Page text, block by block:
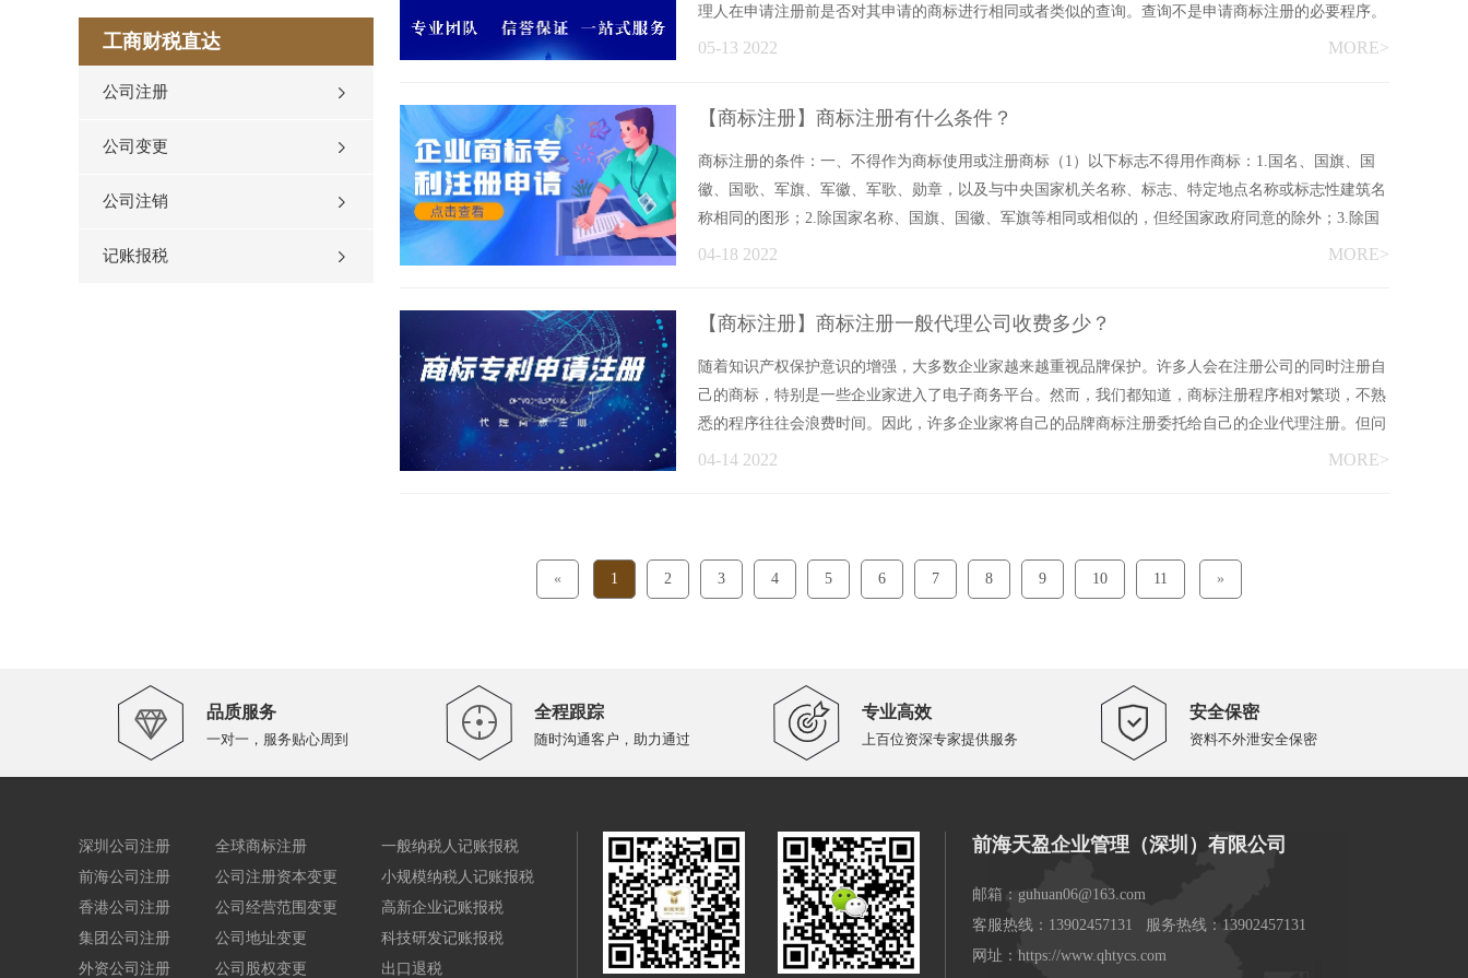
工商财税直达
公司注册
公司变更
公司注销
记账报税
理人在申请注册前是否对其申请的商标进行相同或者类似的查询。查询不是申请商标注册的必要程序。
查询范围......
05-13 2022 MORE>
【商标注册】商标注册有什么条件？
商标注册的条件：一、不得作为商标使用或注册商标（1）以下标志不得用作商标：1.国名、国旗、国
徽、国歌、军旗、军徽、军歌、勋章，以及与中央国家机关名称、标志、特定地点名称或标志性建筑名
称相同的图形；2.除国家名称、国旗、国徽、军旗等相同或相似的，但经国家政府同意的除外；3.除国
际组......
04-18 2022 MORE>
【商标注册】商标注册一般代理公司收费多少？
随着知识产权保护意识的增强，大多数企业家越来越重视品牌保护。许多人会在注册公司的同时注册自
己的商标，特别是一些企业家进入了电子商务平台。然而，我们都知道，商标注册程序相对繁琐，不熟
悉的程序往往会浪费时间。因此，许多企业家将自己的品牌商标注册委托给自己的企业代理注册。但问
题又来了，......
04-14 2022 MORE>
« 1 2 3 4 5 6 7 8 9 10 11 »
品质服务
一对一，服务贴心周到
全程跟踪
随时沟通客户，助力通过
专业高效
上百位资深专家提供服务
安全保密
资料不外泄安全保密
深圳公司注册
前海公司注册
香港公司注册
集团公司注册
外资公司注册
全球商标注册
公司注册资本变更
公司经营范围变更
公司地址变更
公司股权变更
一般纳税人记账报税
小规模纳税人记账报税
高新企业记账报税
科技研发记账报税
出口退税
前海天盈企业管理（深圳）有限公司
邮箱：guhuan06@163.com
客服热线：13902457131 服务热线：13902457131
网址：https://www.qhtycs.com